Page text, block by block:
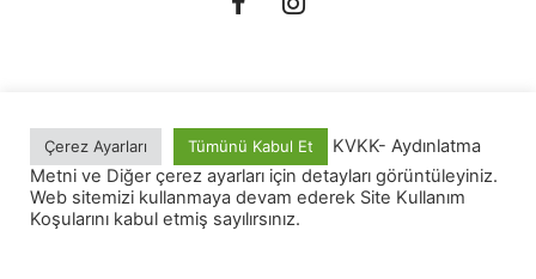
Filtreler
Site Kullanım Koşulları
Çerez Ayarları Tümünü Kabul Et
KVKK- Aydınlatma
Metni ve Diğer çerez ayarları için detayları görüntüleyiniz.
Web sitemizi kullanmaya devam ederek Site Kullanım
Koşularını kabul etmiş sayılırsınız.